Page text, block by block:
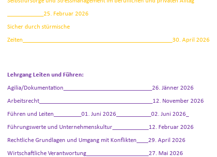
25. Februar 2026
Sicher durch stürmische
Zeiten 30. April 2026
Lehrgang Leiten und Führen:
Agilia/Dokumentation 26. Jänner 2026
Arbeitsrecht 12. November 2026
Führen und Leiten 01. Juni 2026 02. Juni 2026
Führungswerte und Unternehmenskultur 12. Februar 2026
Rechtliche Grundlagen und Umgang mit Konflikten 29. April 2026
Wirtschaftliche Verantwortung 27. Mai 2026